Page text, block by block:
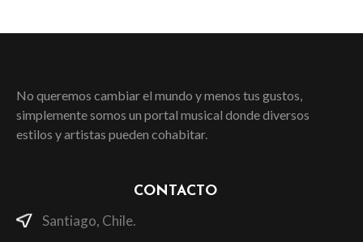
No queremos cambiar el mundo y menos tus gustos,
simplemente somos un portal musical donde diversos
estilos y artistas pueden cohabitar.
CONTACTO
Santiago, Chile.